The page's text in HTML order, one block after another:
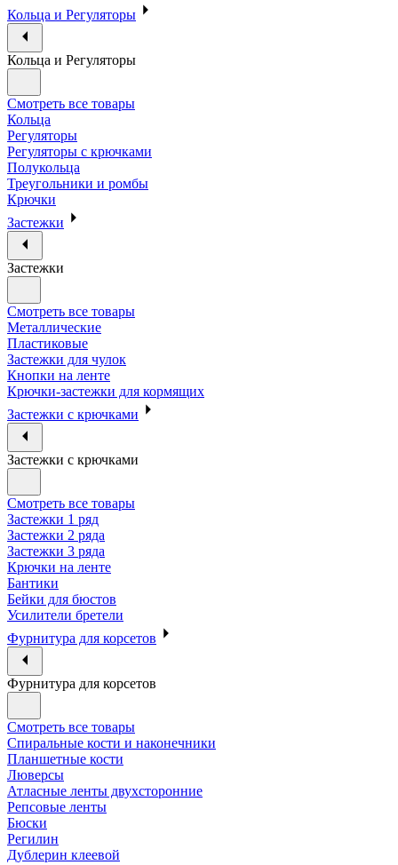
Кольца и Регуляторы
Кольца и Регуляторы
Смотреть все товары
Кольца
Регуляторы
Регуляторы с крючками
Полукольца
Треугольники и ромбы
Крючки
Застежки
Застежки
Смотреть все товары
Металлические
Пластиковые
Застежки для чулок
Кнопки на ленте
Крючки-застежки для кормящих
Застежки с крючками
Застежки с крючками
Смотреть все товары
Застежки 1 ряд
Застежки 2 ряда
Застежки 3 ряда
Крючки на ленте
Бантики
Бейки для бюстов
Усилители бретели
Фурнитура для корсетов
Фурнитура для корсетов
Смотреть все товары
Спиральные кости и наконечники
Планшетные кости
Люверсы
Атласные ленты двухсторонние
Репсовые ленты
Бюски
Регилин
Дублерин клеевой